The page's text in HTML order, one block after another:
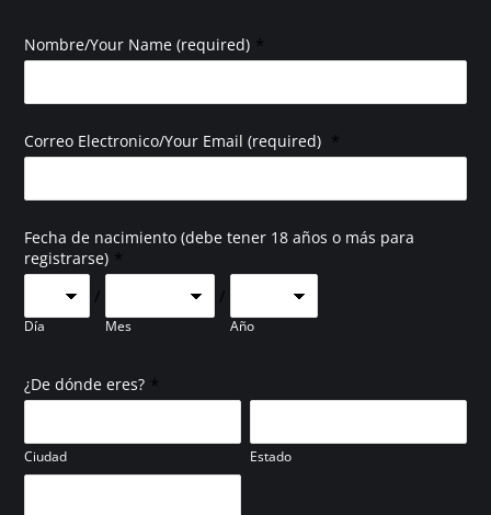
Nombre/Your Name (required) *
Correo Electronico/Your Email (required) *
Fecha de nacimiento (debe tener 18 años o más para
registrarse) *
Día
/
Mes
/
Año
¿De dónde eres? *
Ciudad Estado